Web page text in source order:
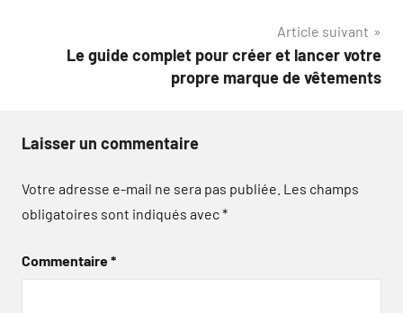
Article suivant
Le guide complet pour créer et lancer votre
propre marque de vêtements
Laisser un commentaire
Votre adresse e-mail ne sera pas publiée. Les champs
obligatoires sont indiqués avec*
Commentaire*